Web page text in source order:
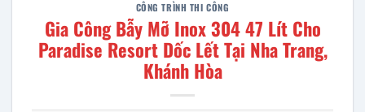
CÔNG TRÌNH THI CÔNG
Gia Công Bẫy Mỡ Inox 304 47 Lít Cho
Paradise Resort Dốc Lết Tại Nha Trang,
Khánh Hòa